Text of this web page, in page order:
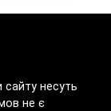
сайту несуть
не є